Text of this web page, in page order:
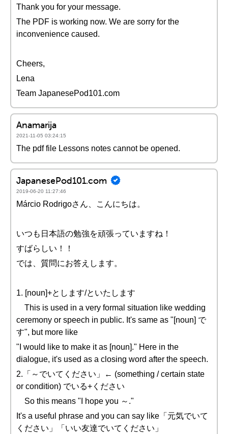
Thank you for your message.
The PDF is working now. We are sorry for the
inconvenience caused.
Cheers,
Lena
Team JapanesePod101.com
Anamarija
2021-11-05 03:24:15
The pdf file Lessons notes cannot be opened.
JapanesePod101.com
2019-06-20 11:27:46
Márcio Rodrigoさん、こんにちは。
いつも日本語の勉強を頑張っていますね！
すばらしい！！
では、質問にお答えします。
1. [noun]+とします/といたします
This is used in a very formal situation like wedding
ceremony or speech in public. It's same as "[noun] で
す", but more like
"I would like to make it as [noun]." Here in the
dialogue, it's used as a closing word after the speech.
2.「～でいてください」← (something / certain state
or condition) でいる+ください
So this means "I hope you ～."
It's a useful phrase and you can say like「元気でいて
ください」「いい友達でいてください」